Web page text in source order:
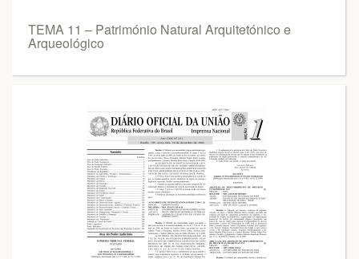
TEMA 11 – Património Natural Arquitetónico e
Arqueológico